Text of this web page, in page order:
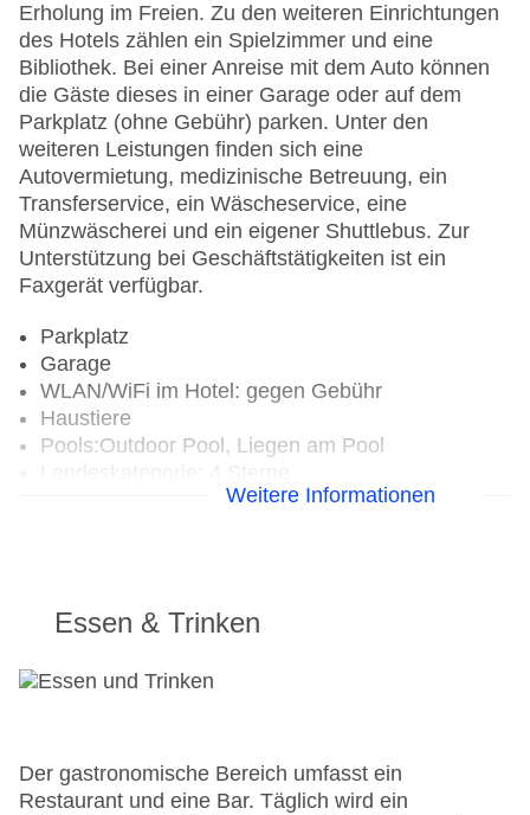
Erholung im Freien. Zu den weiteren Einrichtungen
des Hotels zählen ein Spielzimmer und eine
Bibliothek. Bei einer Anreise mit dem Auto können
die Gäste dieses in einer Garage oder auf dem
Parkplatz (ohne Gebühr) parken. Unter den
weiteren Leistungen finden sich eine
Autovermietung, medizinische Betreuung, ein
Transferservice, ein Wäscheservice, eine
Münzwäscherei und ein eigener Shuttlebus. Zur
Unterstützung bei Geschäftstätigkeiten ist ein
Faxgerät verfügbar.
Parkplatz
Garage
WLAN/WiFi im Hotel: gegen Gebühr
Haustiere
Pools:Outdoor Pool, Liegen am Pool
Weitere Informationen
Essen & Trinken
Der gastronomische Bereich umfasst ein
Restaurant und eine Bar. Täglich wird ein